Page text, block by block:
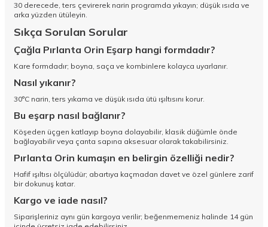
30 derecede, ters çevirerek narin programda yıkayın; düşük ısıda ve
arka yüzden ütüleyin.
Sıkça Sorulan Sorular
Çağla Pırlanta Orin Eşarp hangi formdadır?
Kare formdadır; boyna, saça ve kombinlere kolayca uyarlanır.
Nasıl yıkanır?
30°C narin, ters yıkama ve düşük ısıda ütü ışıltısını korur.
Bu eşarp nasıl bağlanır?
Köşeden üçgen katlayıp boyna dolayabilir, klasik düğümle önde
bağlayabilir veya çanta sapına aksesuar olarak takabilirsiniz.
Pırlanta Orin kumaşın en belirgin özelliği nedir?
Hafif ışıltısı ölçülüdür; abartıya kaçmadan davet ve özel günlere zarif
bir dokunuş katar.
Kargo ve iade nasıl?
Siparişleriniz aynı gün kargoya verilir; beğenmemeniz halinde 14 gün